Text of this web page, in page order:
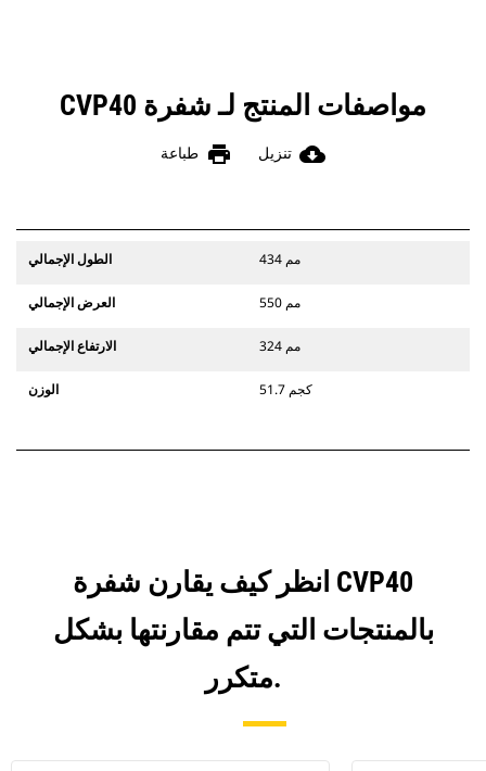
مواصفات المنتج لـ شفرة CVP40
cloud_download تنزيل print طباعة
الطول الإجمالي 434 مم
العرض الإجمالي 550 مم
الارتفاع الإجمالي 324 مم
الوزن 51.7 كجم
انظر كيف يقارن شفرة CVP40
بالمنتجات التي تتم مقارنتها بشكل
متكرر.